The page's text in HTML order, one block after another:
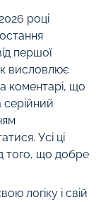
році
першої
висловлює
коментарі, що
серійний
Усі ці
того, що добре
логіку і свій